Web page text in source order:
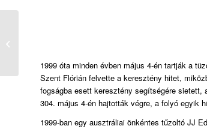
1999 óta minden évben május 4-én tartják a
Szent Flórián felvette a keresztény hitet,
fogságba esett keresztény segítségére
304. május 4-én hajtották végre, a folyó egyik
1999-ban egy ausztráliai önkéntes tűzoltó JJ